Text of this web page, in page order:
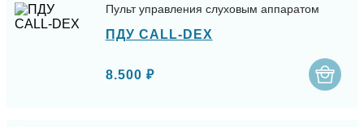
Пульт управления слуховым аппаратом
ПДУ CALL-DEX
8.500 ₽